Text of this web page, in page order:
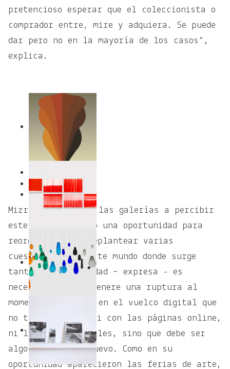
pretencioso esperar que el coleccionista o
comprador entre, mire y adquiera. Se puede
dar pero no en la mayoría de los casos",
explica.
Mizrahi alienta a las galerías a percibir
este presente como una oportunidad para
reorganizarse y replantear varias
cuestiones. “En este mundo donde surge
tanto la creatividad – expresa - es
necesario que se genere una ruptura al
momento de pensar en el vuelco digital que
no tiene que ver ni con las páginas online,
ni las redes sociales, sino que debe ser
algo totalmente nuevo. Como en su
oportunidad aparecieron las ferias de arte,